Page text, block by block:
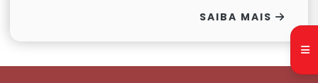
SAIBA MAIS